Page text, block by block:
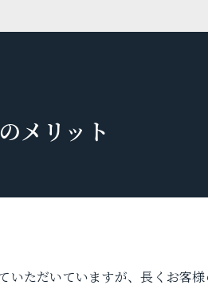
メリット
いただいていますが、長くお客